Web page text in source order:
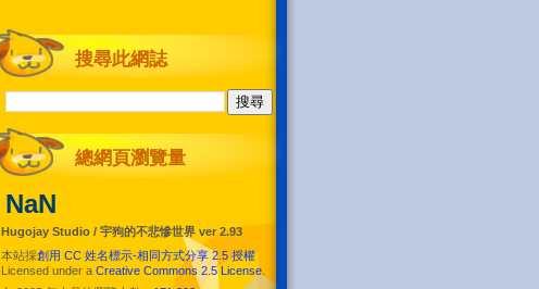
搜尋此網誌
總網頁瀏覽量
NaN
Hugojay Studio / 宇狗的不悲慘世界 ver 2.93
本站採創用 CC 姓名標示-相同方式分享 2.5 授權
Licensed under a Creative Commons 2.5 License